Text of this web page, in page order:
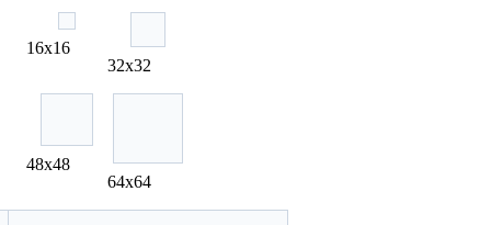
16x16
32x32
48x48
64x64